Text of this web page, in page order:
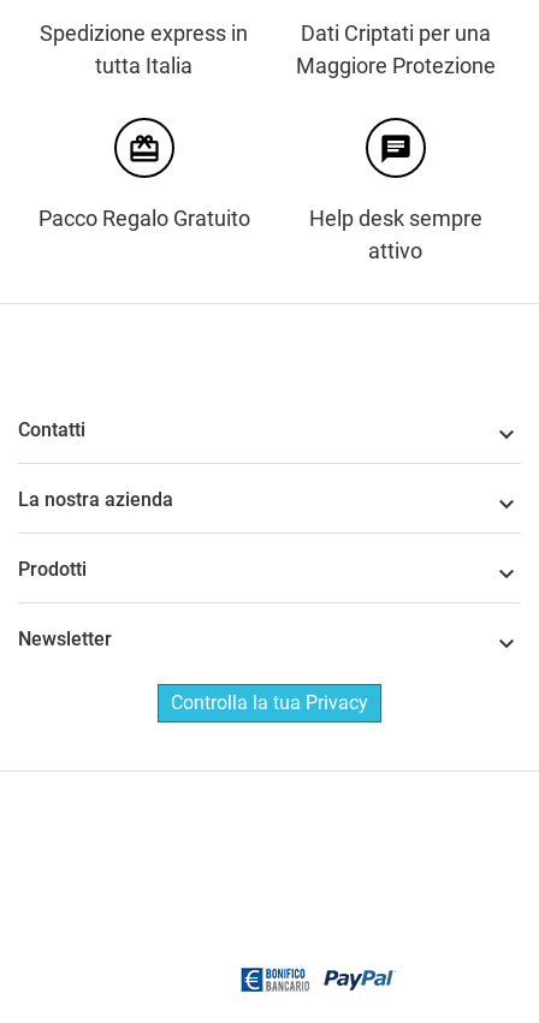
Spedizione express in
tutta Italia
Dati Criptati per una
Maggiore Protezione
card_giftcard
Pacco Regalo Gratuito
chat
Help desk sempre
attivo
Contatti 
La nostra azienda 
Prodotti 
Newsletter 
Controlla la tua Privacy